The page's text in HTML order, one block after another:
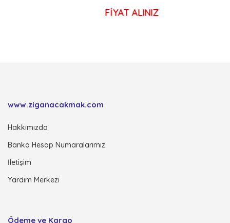
FİYAT ALINIZ
www.ziganacakmak.com
Hakkımızda
Banka Hesap Numaralarımız
İletişim
Yardım Merkezi
Ödeme ve Kargo